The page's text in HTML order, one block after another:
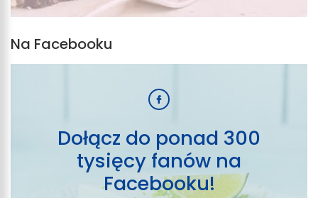
Na Facebooku
Dołącz do ponad 300
tysięcy fanów na
Facebooku!